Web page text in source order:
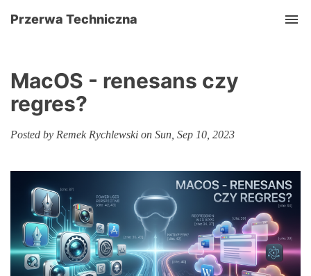
Przerwa Techniczna
MacOS - renesans czy
regres?
Posted by Remek Rychlewski on Sun, Sep 10, 2023